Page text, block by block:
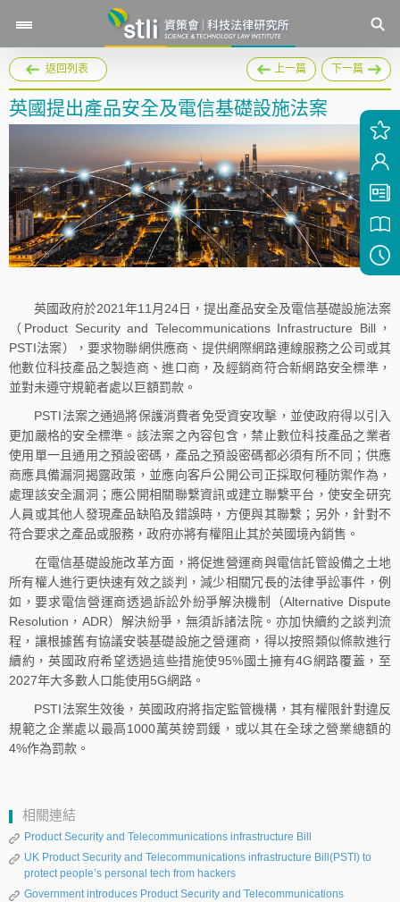
返回列表 上一篇 下一篇
英國提出產品安全及電信基礎設施法案
英國政府於2021年11月24日，提出產品安全及電信基礎設施法案
（Product Security and Telecommunications Infrastructure Bill，
PSTI法案），要求物聯網供應商、提供網際網路連線服務之公司或其
他數位科技產品之製造商、進口商，及經銷商符合新網路安全標準，
並對未遵守規範者處以巨額罰款。
PSTI法案之通過將保護消費者免受資安攻擊，並使政府得以引入
更加嚴格的安全標準。該法案之內容包含，禁止數位科技產品之業者
使用單一且通用之預設密碼，產品之預設密碼都必須有所不同；供應
商應具備漏洞揭露政策，並應向客戶公開公司正採取何種防禦作為，
處理該安全漏洞；應公開相關聯繫資訊或建立聯繫平台，使安全研究
人員或其他人發現產品缺陷及錯誤時，方便與其聯繫；另外，針對不
符合要求之產品或服務，政府亦將有權阻止其於英國境內銷售。
在電信基礎設施改革方面，將促進營運商與電信託管設備之土地
所有權人進行更快速有效之談判，減少相關冗長的法律爭訟事件，例
如，要求電信營運商透過訴訟外紛爭解決機制（Alternative Dispute
Resolution，ADR）解決紛爭，無須訴諸法院。亦加快續約之談判流
程，讓根據舊有協議安裝基礎設施之營運商，得以按照類似條款進行
續約，英國政府希望透過這些措施使95%國土擁有4G網路覆蓋，至
2027年大多數人口能使用5G網路。
PSTI法案生效後，英國政府將指定監管機構，其有權限針對違反
規範之企業處以最高1000萬英鎊罰鍰，或以其在全球之營業總額的
4%作為罰款。
相關連結
Product Security and Telecommunications infrastructure Bill
UK Product Security and Telecommunications infrastructure Bill(PSTI) to
protect people’s personal tech from hackers
Government introduces Product Security and Telecommunications